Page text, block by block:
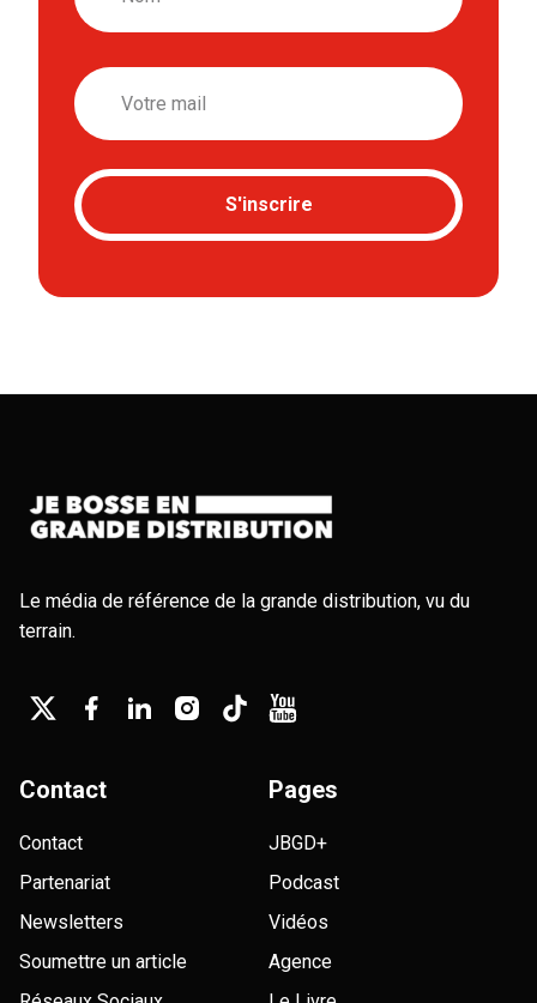
Email
S'inscrire
Le média de référence de la grande distribution, vu du
terrain.
Contact
Contact
Partenariat
Newsletters
Soumettre un article
Pages
JBGD+
Podcast
Vidéos
Agence